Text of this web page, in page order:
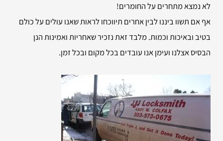
לא נמצא מתחרים על החומרים!
אף אם תשוו ביננו לבין אחרים תיווכחו לראות שאנו עולים על כולם
בטיב ובאיכות וכמות. מלבד זאת נזכיר שאחריות ואמינות הנן
הבסיס אצלנו ועימן אנו עובדים בכל מקום ובכל זמן.